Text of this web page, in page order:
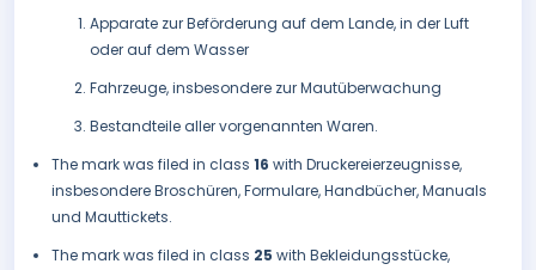
Apparate zur Beförderung auf dem Lande, in der Luft
oder auf dem Wasser
Fahrzeuge, insbesondere zur Mautüberwachung
Bestandteile aller vorgenannten Waren.
The mark was filed in class 16 with Druckereierzeugnisse,
insbesondere Broschüren, Formulare, Handbücher, Manuals
und Mauttickets.
The mark was filed in class 25 with Bekleidungsstücke,